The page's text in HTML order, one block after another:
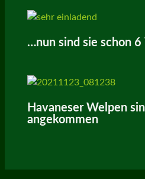
…nun sind sie schon
Havaneser Welpen
angekommen